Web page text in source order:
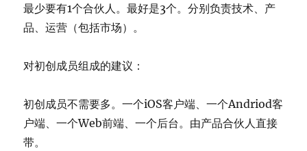
最少要有1个合伙人。最好是3个。分别负责技术、产
品、运营（包括市场）。
对初创成员组成的建议：
初创成员不需要多。一个iOS客户端、一个Andriod客
户端、一个Web前端、一个后台。由产品合伙人直接
带。